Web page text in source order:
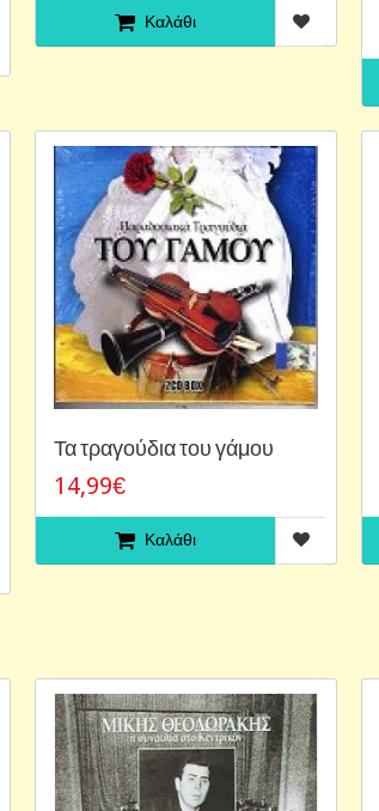
Καλάθι
Τα τραγούδια του γάμου
14,99€
Καλάθι